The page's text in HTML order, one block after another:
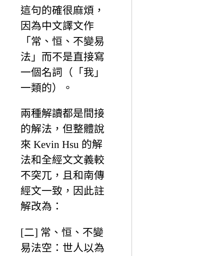
這句的確很麻煩，
因為中文譯文作
「常、恒、不變易
法」而不是直接寫
一個名詞（「我」
一類的）。
兩種解讀都是間接
的解法，但整體說
來 Kevin Hsu 的解
法和全經文文義較
不突兀，且和南傳
經文一致，因此註
解改為：
[二] 常、恒、不變
易法空：世人以為